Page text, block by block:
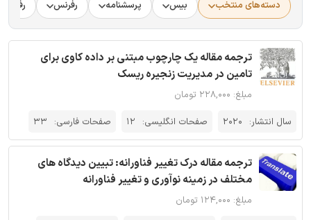
دسته‌های منتخب بیس پرسشنامه رفرنس
ترجمه مقاله یک چارچوب مبتنی بر داده کاوی برای
تامین در مدیریت زنجیره ریسک
مبلغ: ۲۲۸,۰۰۰ تومان
سال انتشار: 2020 صفحات انگلیسی: 12 صفحات فارسی: 33
ترجمه مقاله درک تغییر فناورانه: تبیین دیدگاه های
مختلف در زمینه نوآوری و تغییر فناورانه
مبلغ: ۱۲۴,۰۰۰ تومان